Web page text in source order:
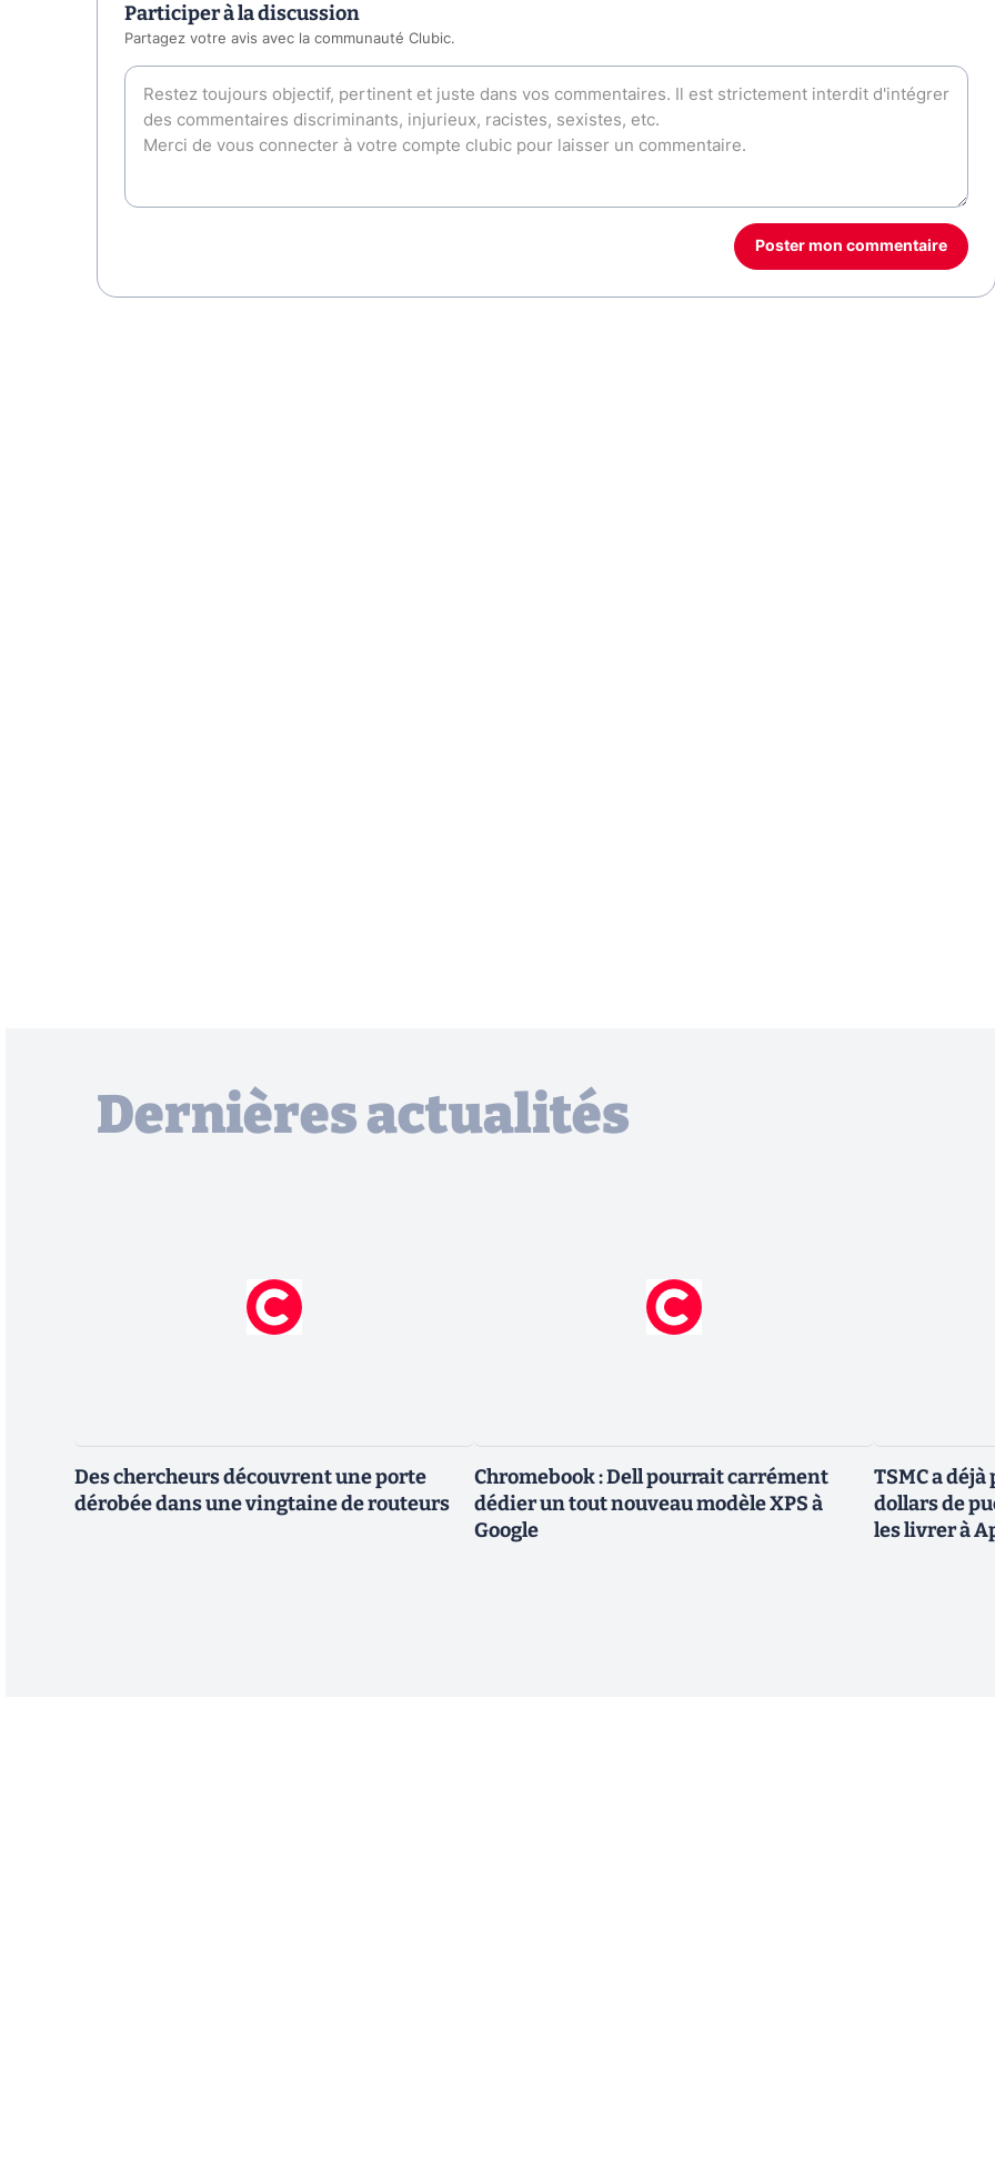
Participer à la discussion
Partagez votre avis avec la communauté Clubic.
Poster mon commentaire
Dernières actualités
Des chercheurs découvrent une porte
dérobée dans une vingtaine de routeurs
Chromebook : Dell pourrait carrément
dédier un tout nouveau modèle XPS à
Google
TSMC a
dollars de
les livrer à